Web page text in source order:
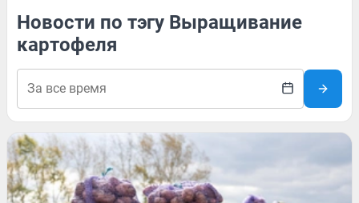
Новости по тэгу Выращивание
картофеля